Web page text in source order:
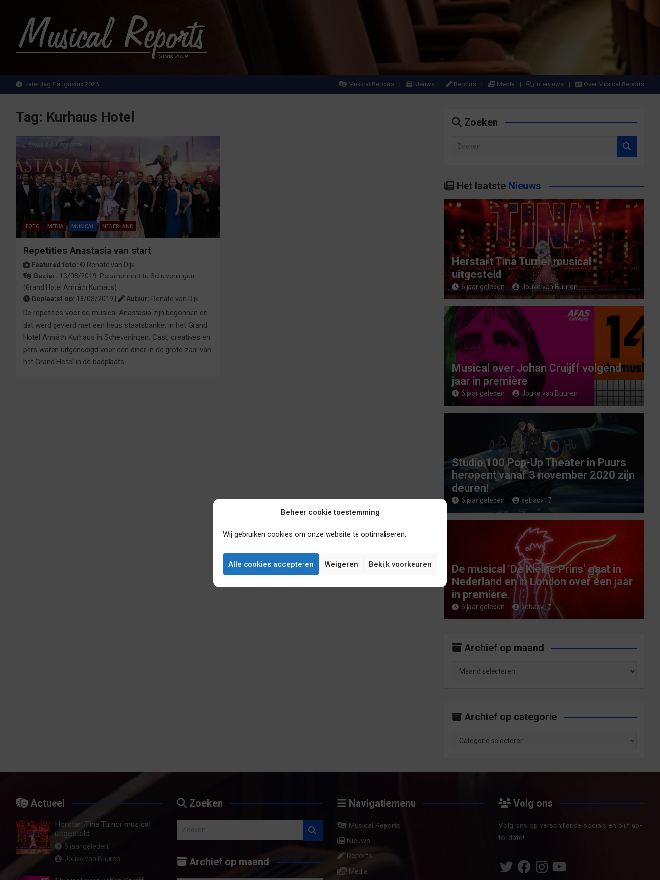
Beheer cookie toestemming
Wij gebruiken cookies om onze website te optimaliseren.
Alle cookies accepteren Weigeren Bekijk voorkeuren
inhoud
MusicalReports.nl
zaterdag 8 augustus 2026 Musical Reports Nieuws Reports Media Interviews Over Musical Reports
Tag: Kurhaus Hotel
FOTO MEDIA MUSICAL NEDERLAND
Repetities Anastasia van start
Featured foto: © Renate van Dijk
Gezien: 13/08/2019: Persmoment te Scheveningen
(Grand Hotel Amrâth Kurhaus)
Geplaatst op: 18/08/2019 | Auteur: Renate van Dijk
De repetities voor de musical Anastasia zijn begonnen en
dat werd gevierd met een heus staatsbanket in het Grand
Hotel Amrâth Kurhaus in Scheveningen. Cast, creatives en
pers waren uitgenodigd voor een diner in de grote zaal van
het Grand Hotel in de badplaats.
Zoeken
e
n
Het laatste Nieuws
Herstart Tina Turner musical
uitgesteld
6 jaar geleden Jouke van Buuren
Musical over Johan Cruijff volgend
jaar in première
6 jaar geleden Jouke van Buuren
Studio 100 Pop-Up Theater in Puurs
heropent vanaf 3 november 2020 zijn
deuren!
6 jaar geleden sebasv17
De musical ‘De Kleine Prins’ gaat in
Nederland en in London over een jaar
in première.
6 jaar geleden sebasv17
Archief op maand
Archief op categorie
categorie
Actueel
Herstart Tina Turner musical
uitgesteld
6 jaar geleden
Jouke van Buuren
Zoeken
k
Archief op maand
Navigatiemenu
Musical Reports
Nieuws
Reports
Media
Volg ons
Volg ons op verschillende socials en blijf up-
to-date!
TwitterFacebookInstagram
YouTube